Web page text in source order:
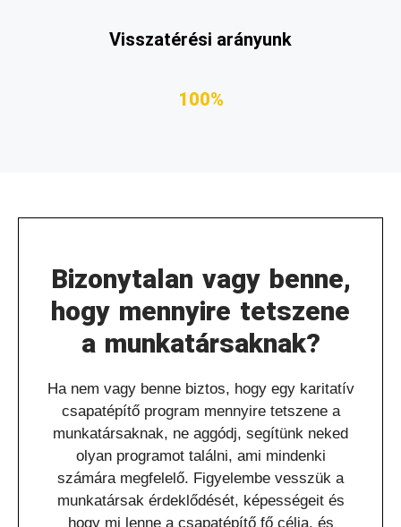
Visszatérési arányunk
100%
Bizonytalan vagy benne,
hogy mennyire tetszene
a munkatársaknak?
Ha nem vagy benne biztos, hogy egy karitatív
csapatépítő program mennyire tetszene a
munkatársaknak, ne aggódj, segítünk neked
olyan programot találni, ami mindenki
számára megfelelő. Figyelembe vesszük a
munkatársak érdeklődését, képességeit és
hogy mi lenne a csapatépítő fő célja, és